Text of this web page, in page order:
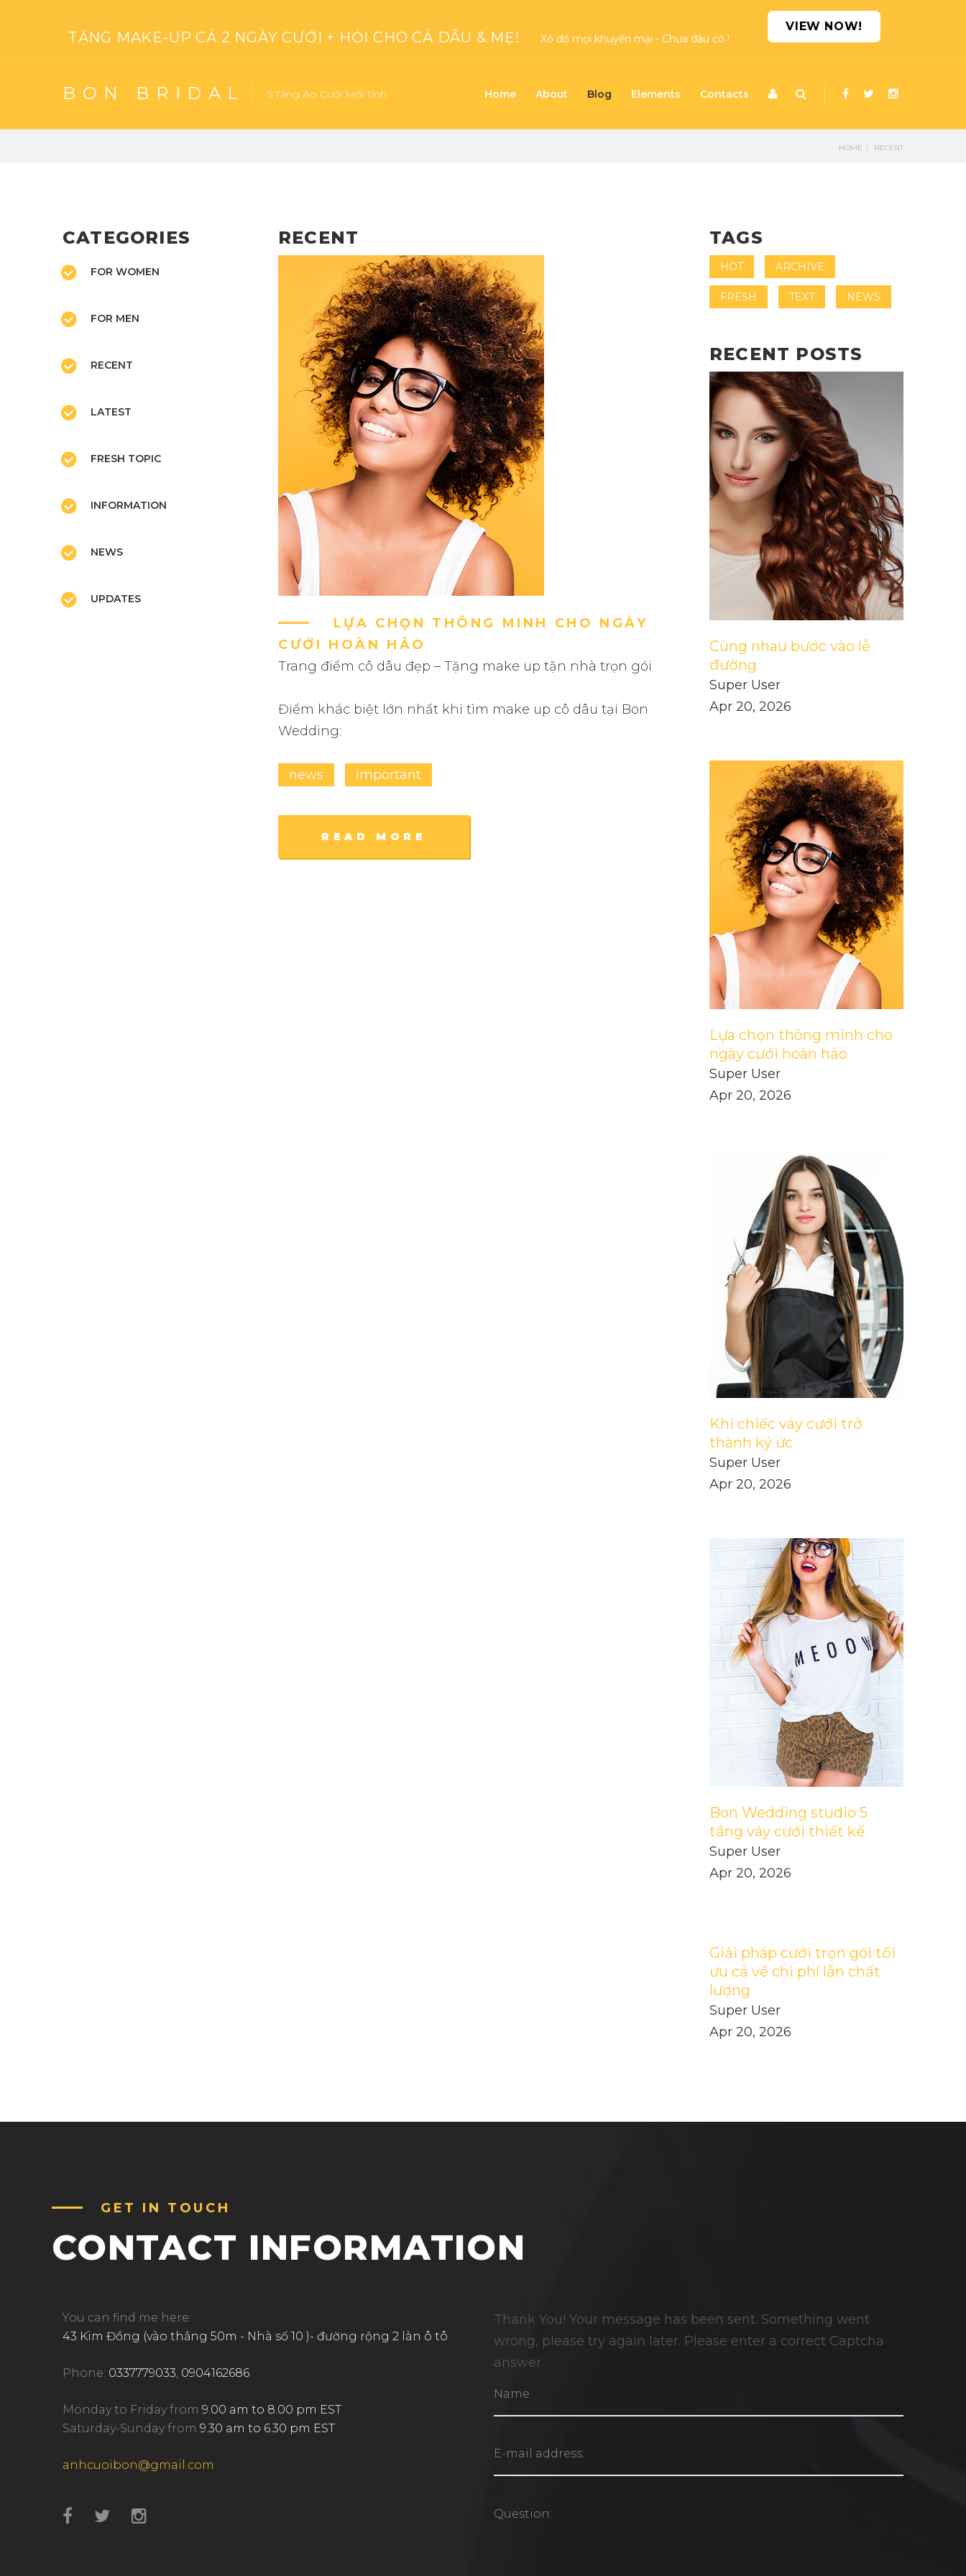
TẶNG MAKE-UP CẢ 2 NGÀY CƯỚI + HỎI CHO CẢ DÂU & MẸ! Xô đổ mọi khuyến mại - Chưa đâu có !
VIEW NOW!
BON BRIDAL 5 Tầng Áo Cưới Mới Tinh Home About Blog Elements Contacts
HOME RECENT
RECENT
LỰA CHỌN THÔNG MINH CHO NGÀY
CƯỚI HOÀN HẢO
Trang điểm cô dâu đẹp – Tặng make up tận nhà trọn gói
Điểm khác biệt lớn nhất khi tìm make up cô dâu tại Bon
Wedding:
news important
READ MORE
CATEGORIES
FOR WOMEN
FOR MEN
RECENT
LATEST
FRESH TOPIC
INFORMATION
NEWS
UPDATES
TAGS
HOT ARCHIVE
FRESH TEXT NEWS
RECENT POSTS
Cùng nhau bước vào lễ
đường
Super User
Apr 20, 2026
Lựa chọn thông minh cho
ngày cưới hoàn hảo
Super User
Apr 20, 2026
Khi chiếc váy cưới trở
thành ký ức
Super User
Apr 20, 2026
Bon Wedding studio 5
tầng váy cưới thiết kế
Super User
Apr 20, 2026
Giải pháp cưới trọn gói tối
ưu cả về chi phí lẫn chất
lượng
Super User
Apr 20, 2026
GET IN TOUCH
CONTACT INFORMATION
You can find me here:
43 Kim Đồng (vào thẳng 50m - Nhà số 10 )- đường rộng 2 làn ô tô
Phone: 0337779033 0904162686
Monday to Friday from 9.00 am to 8.00 pm EST
Saturday-Sunday from 9.30 am to 6.30 pm EST
anhcuoibon@gmail.com
Thank You! Your message has been sent. Something went
wrong, please try again later. Please enter a correct Captcha
answer.